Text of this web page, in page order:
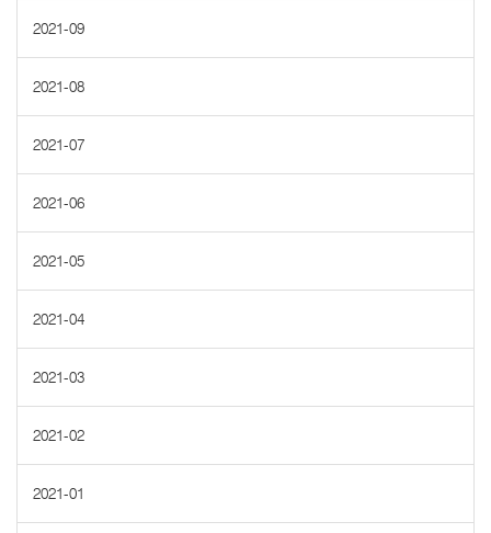
2021-09
2021-08
2021-07
2021-06
2021-05
2021-04
2021-03
2021-02
2021-01